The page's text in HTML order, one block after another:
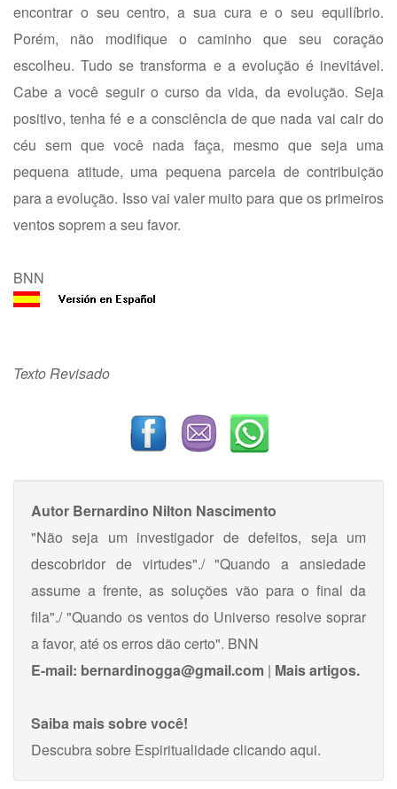
encontrar o seu centro, a sua cura e o seu equilíbrio.
Porém, não modifique o caminho que seu coração
escolheu. Tudo se transforma e a evolução é inevitável.
Cabe a você seguir o curso da vida, da evolução. Seja
positivo, tenha fé e a consciência de que nada vai cair do
céu sem que você nada faça, mesmo que seja uma
pequena atitude, uma pequena parcela de contribuição
para a evolução. Isso vai valer muito para que os primeiros
ventos soprem a seu favor.
BNN
Texto Revisado
Autor Bernardino Nilton Nascimento
"Não seja um investigador de defeitos, seja um
descobridor de virtudes"./ "Quando a ansiedade
assume a frente, as soluções vão para o final da
fila"./ "Quando os ventos do Universo resolve soprar
a favor, até os erros dão certo". BNN
E-mail: bernardinogga@gmail.com | Mais artigos.
Saiba mais sobre você!
Descubra sobre Espiritualidadeclicando aqui.